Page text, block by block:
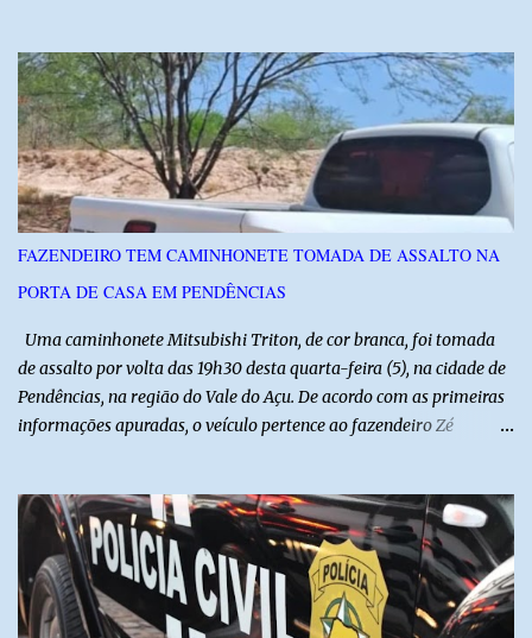
instituições e tecnologias voltadas ao setor. Além das atividades
técnicas, a feira contará com programação cultural. No dia 20 de
agosto, o público poderá prestigiar o show de humor com Mução,
seguido de apresentação musical de Vê Barreto. A Frut & Tec
reforça a importância do Distrito de Irrigação do Baixo Açu como
referência na fruticultura irrigada, promovendo conhecimento,
inovação e oportunidades para o desenvolvimento do agronegócio
potiguar. @associacaodiba
FAZENDEIRO TEM CAMINHONETE TOMADA DE ASSALTO NA
PORTA DE CASA EM PENDÊNCIAS
Uma caminhonete Mitsubishi Triton, de cor branca, foi tomada
de assalto por volta das 19h30 desta quarta-feira (5), na cidade de
Pendências, na região do Vale do Açu. De acordo com as primeiras
informações apuradas, o veículo pertence ao fazendeiro Zé
anunciaram o assalto no momento em que ela estava em frente à
residência, no Centro da cidade. Ainda conforme relatos de
testemunhas, os suspeitos utilizavam roupas semelhantes a
uniformes de empresa, o que pode ter ajudado a não despertar
suspeitas antes da abordagem. Após a ação criminosa, a dupla